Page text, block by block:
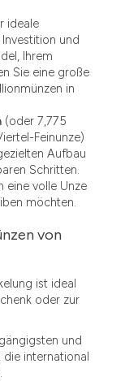
ideale
und
Ihrem
Sie eine große
in
(oder 7,775
Feinunze)
Aufbau
Schritten.
eine volle Unze
möchten.
von
ist ideal
oder zur
und
die international